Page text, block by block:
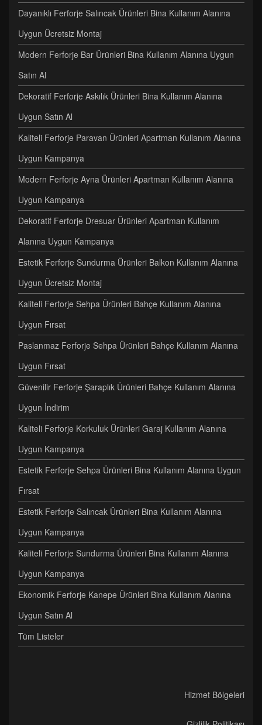
Dayanıklı Ferforje Salıncak Ürünleri Bina Kullanım Alanına
Uygun Ücretsiz Montaj
Modern Ferforje Bar Ürünleri Bina Kullanım Alanına Uygun
Satın Al
Dekoratif Ferforje Askılık Ürünleri Bina Kullanım Alanına
Uygun Satın Al
Kaliteli Ferforje Paravan Ürünleri Apartman Kullanım Alanına
Uygun Kampanya
Modern Ferforje Ayna Ürünleri Apartman Kullanım Alanına
Uygun Kampanya
Dekoratif Ferforje Dresuar Ürünleri Apartman Kullanım
Alanına Uygun Kampanya
Estetik Ferforje Sundurma Ürünleri Balkon Kullanım Alanına
Uygun Ücretsiz Montaj
Kaliteli Ferforje Sehpa Ürünleri Bahçe Kullanım Alanına
Uygun Fırsat
Paslanmaz Ferforje Sehpa Ürünleri Bahçe Kullanım Alanına
Uygun Fırsat
Güvenilir Ferforje Şaraplık Ürünleri Bahçe Kullanım Alanına
Uygun İndirim
Kaliteli Ferforje Korkuluk Ürünleri Garaj Kullanım Alanına
Uygun Kampanya
Estetik Ferforje Sehpa Ürünleri Bina Kullanım Alanına Uygun
Fırsat
Estetik Ferforje Salıncak Ürünleri Bina Kullanım Alanına
Uygun Kampanya
Kaliteli Ferforje Sundurma Ürünleri Bina Kullanım Alanına
Uygun Kampanya
Ekonomik Ferforje Kanepe Ürünleri Bina Kullanım Alanına
Uygun Satın Al
Tüm Listeler
Hizmet Bölgeleri